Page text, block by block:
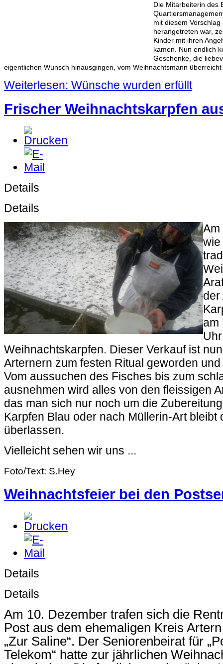
Die Mitarbeiterin des
mit diesem
herangetreten war,
Kinder mit ihren
kamen. Nun endlich
Geschenke, die
eigentlichen Wunsch hinausgingen, vom Weihnachtsmann
Weiterlesen: Wünsche wurden erfüllt
Frischer Weihnachtskarpfen
Details
Details
Am
wie
der
am
Weihnachtskarpfen. Dieser Verkauf ist
Arternern zum festen Ritual geworden
Vom aussuchen des Fisches bis zum
ausnehmen wird alles von den fleissigen
das man sich nur noch um die
Karpfen Blau oder nach Müllerin-Art bleibt
überlassen.
Vielleicht sehen wir uns ...
Foto/Text: S.Hey
Weihnachtsfeier bei den
Details
Details
Am 10. Dezember trafen sich die
Post aus dem ehemaligen Kreis
„Zur Saline“. Der Seniorenbeirat für
Telekom“ hatte zur jährlichen